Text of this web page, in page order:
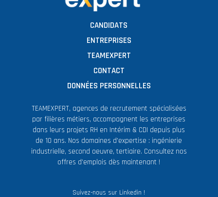
CANDIDATS
ENTREPRISES
TEAMEXPERT
CONTACT
DONNÉES PERSONNELLES
TEAMEXPERT, agences de recrutement spécialisées
par filières métiers, accompagnent les entreprises
dans leurs projets RH en Intérim & CDI depuis plus
de 10 ans. Nos domaines d'expertise : ingénierie
industrielle, second oeuvre, tertiaire. Consultez nos
offres d'emplois dès maintenant !
Suivez-nous sur Linkedin !